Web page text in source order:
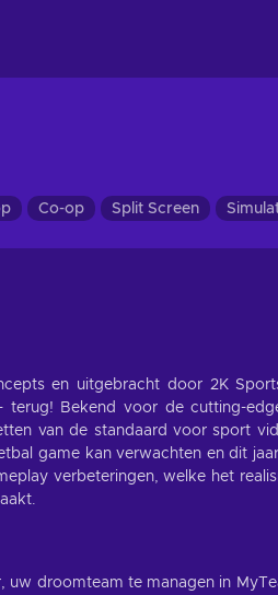
Co-op Split Screen
en uitgebracht door 2K
terug! Bekend voor de cutting-
van de standaard voor sport
game kan verwachten en dit
verbeteringen, welke het
uw droomteam te managen in